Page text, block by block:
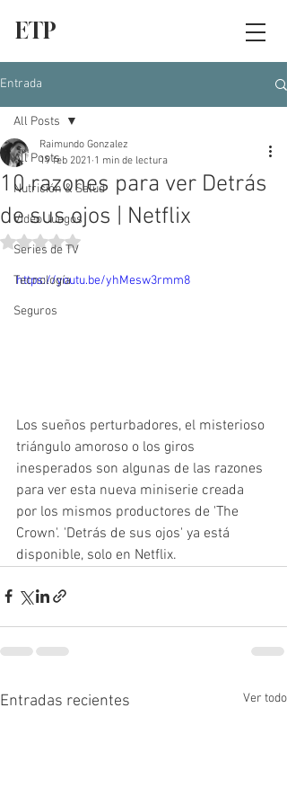
ETP
Entrada
All Posts
Nutrición & Salud
Video Juegos
Series de TV
Tecnología
Seguros
All Posts
10 razones para ver Detrás
de sus ojos | Netflix
Raimundo Gonzalez
19 feb 2021 1 min de lectura
Obtuvo NaN de 5 estrellas.
https://youtu.be/yhMesw3rmm8
Los sueños perturbadores, el misterioso
triángulo amoroso o los giros
inesperados son algunas de las razones
para ver esta nueva miniserie creada
por los mismos productores de 'The
Crown'. 'Detrás de sus ojos' ya está
disponible, solo en Netflix.
Entradas recientes Ver todo